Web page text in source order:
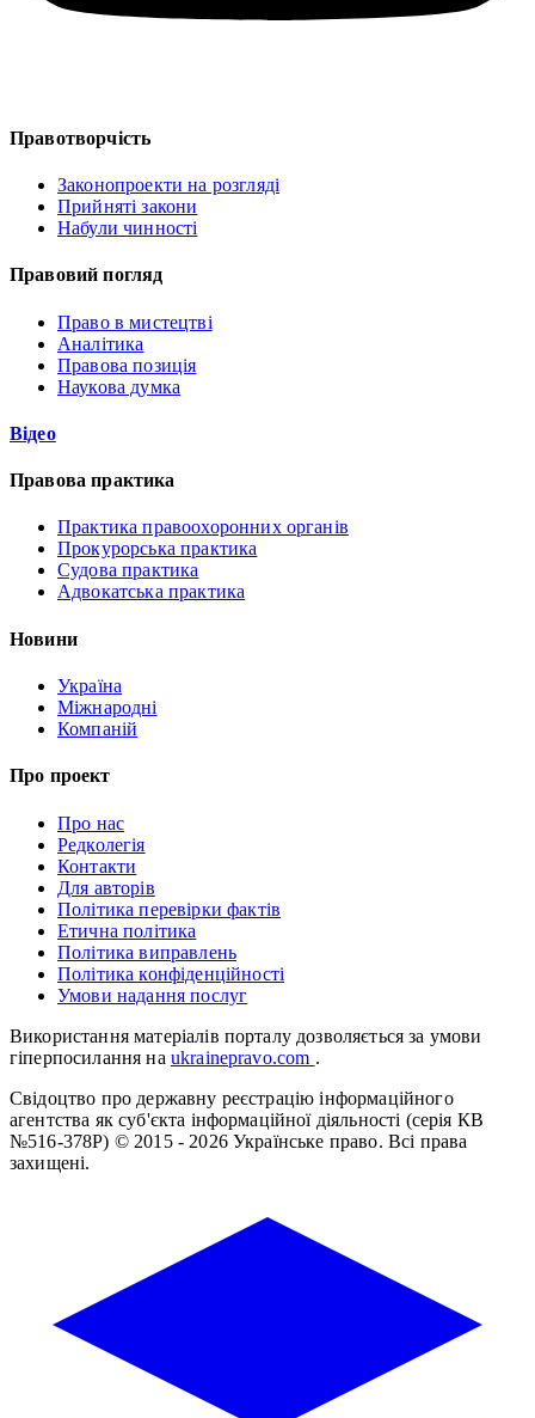
Правотворчість
Законопроекти на розгляді
Прийняті закони
Набули чинності
Правовий погляд
Право в мистецтві
Аналітика
Правова позиція
Наукова думка
Відео
Правова практика
Практика правоохоронних органів
Прокурорська практика
Судова практика
Адвокатська практика
Новини
Україна
Міжнародні
Компаній
Про проект
Про нас
Редколегія
Контакти
Для авторів
Політика перевірки фактів
Етична політика
Політика виправлень
Політика конфіденційності
Умови надання послуг
Використання матеріалів порталу дозволяється за умови
гіперпосилання на ukrainepravo.com .
Свідоцтво про державну реєстрацію інформаційного
агентства як суб'єкта інформаційної діяльності (серія КВ
№516-378Р) © 2015 - 2026 Українське право. Всі права
захищені.